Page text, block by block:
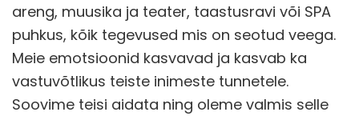
areng, muusika ja teater, taastusravi või SPA
puhkus, kõik tegevused mis on seotud veega.
Meie emotsioonid kasvavad ja kasvab ka
vastuvõtlikus teiste inimeste tunnetele.
Soovime teisi aidata ning oleme valmis selle